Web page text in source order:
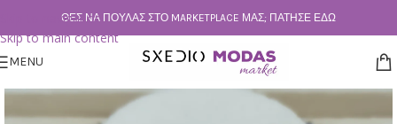
Skip to navigation
Skip to main content
ΘΕΣ ΝΑ ΠΟΥΛΆΣ ΣΤΟ MARKETPLACE ΜΑΣ; ΠΆΤΗΣΕ ΕΔΏ
MENU